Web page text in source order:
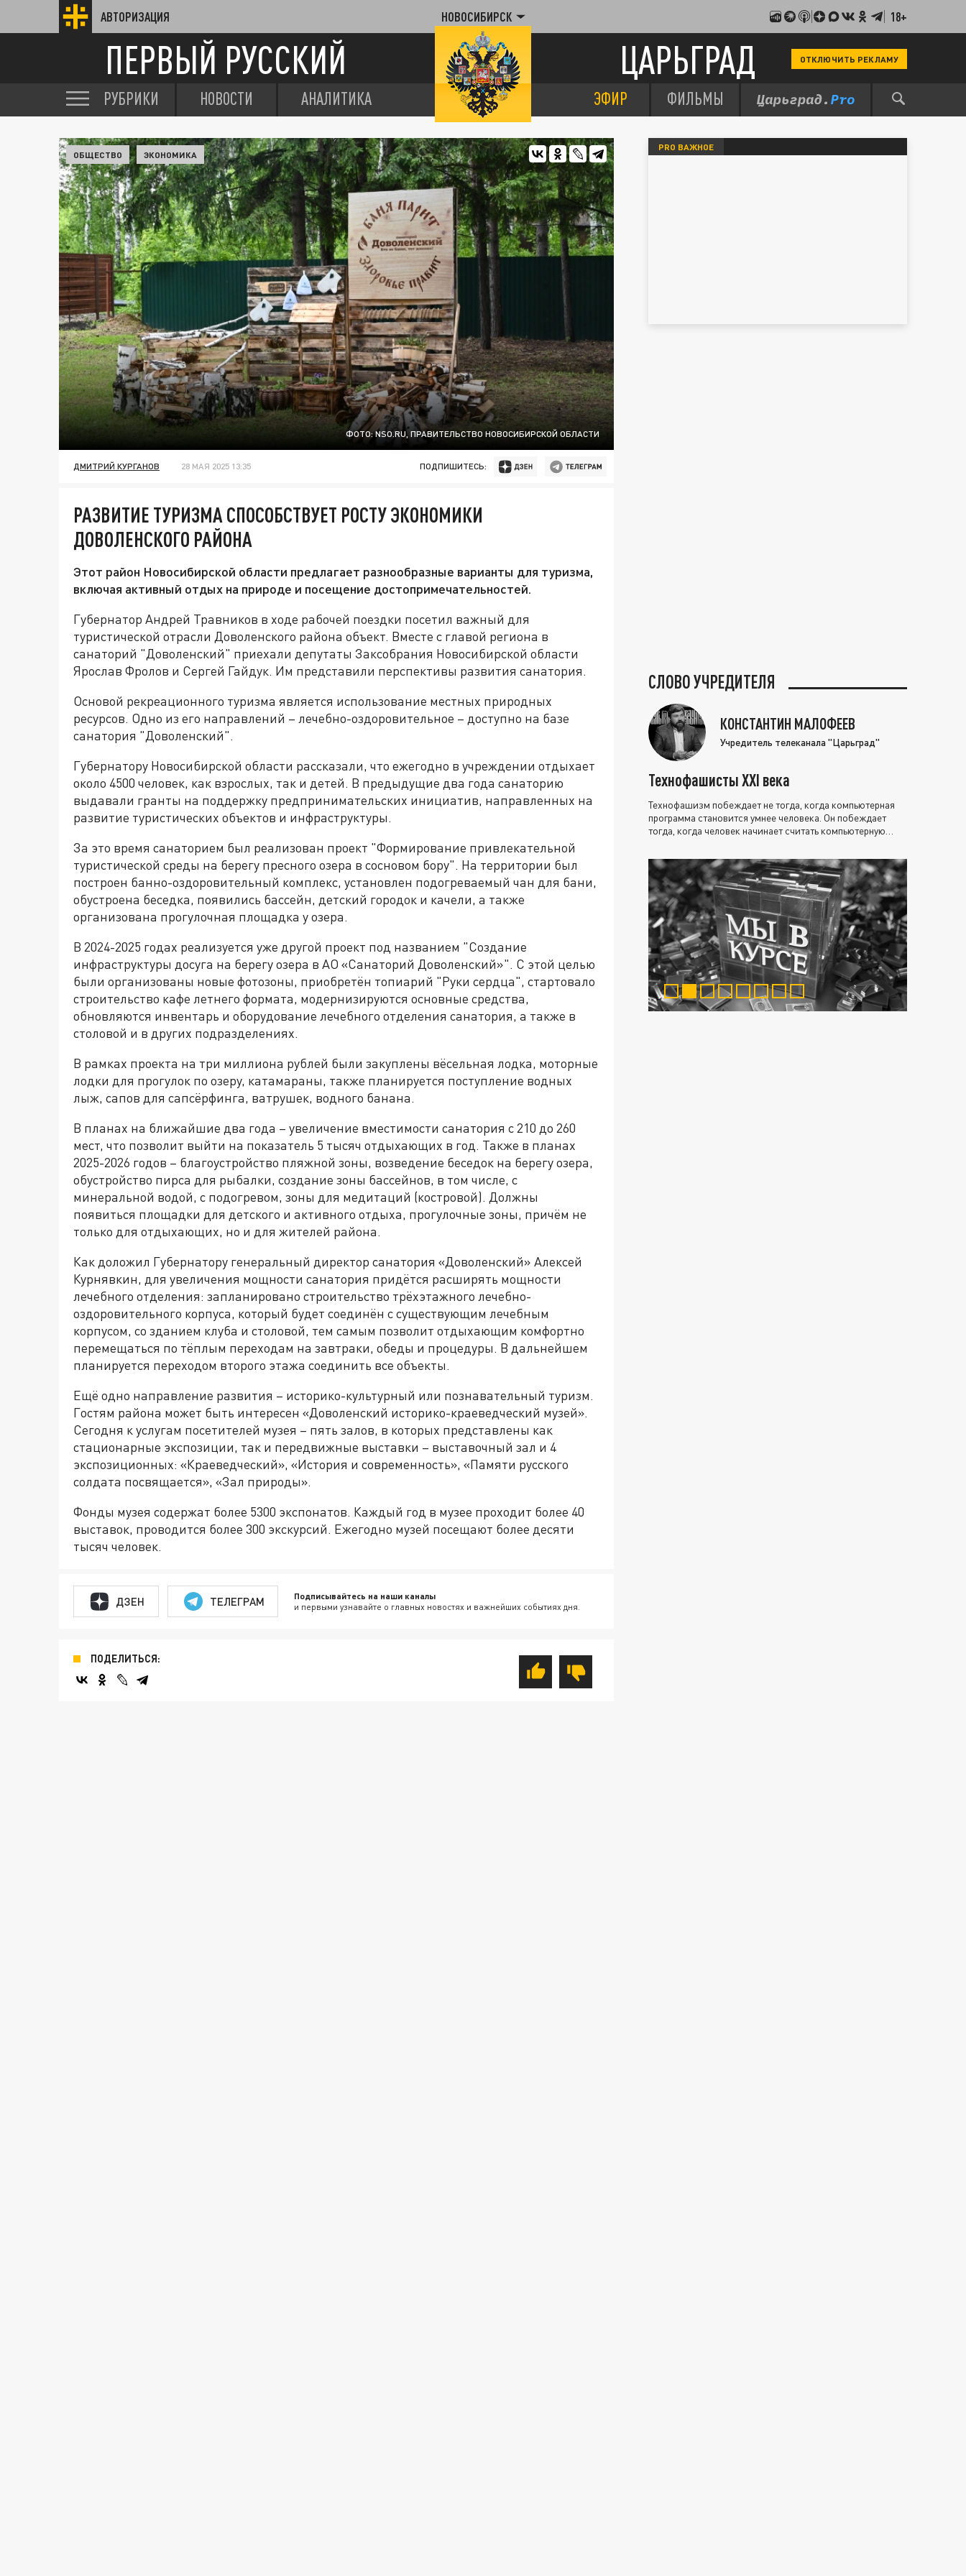
АВТОРИЗАЦИЯ НОВОСИБИРСК 18+
ПЕРВЫЙ РУССКИЙ ЦАРЬГРАД ОТКЛЮЧИТЬ РЕКЛАМУ
РУБРИКИ НОВОСТИ АНАЛИТИКА ЭФИР ФИЛЬМЫ
ФОТО: NSO.RU, ПРАВИТЕЛЬСТВО НОВОСИБИРСКОЙ ОБЛАСТИ
ОБЩЕСТВО ЭКОНОМИКА
ДМИТРИЙ КУРГАНОВ 28 МАЯ 2025 13:35 ПОДПИШИТЕСЬ:
РАЗВИТИЕ ТУРИЗМА СПОСОБСТВУЕТ РОСТУ ЭКОНОМИКИ
ДОВОЛЕНСКОГО РАЙОНА
Этот район Новосибирской области предлагает разнообразные варианты для туризма,
включая активный отдых на природе и посещение достопримечательностей.
Губернатор Андрей Травников в ходе рабочей поездки посетил важный для
туристической отрасли Доволенского района объект. Вместе с главой региона в
санаторий "Доволенский" приехали депутаты Заксобрания Новосибирской области
Ярослав Фролов и Сергей Гайдук. Им представили перспективы развития санатория.
Основой рекреационного туризма является использование местных природных
ресурсов. Одно из его направлений – лечебно-оздоровительное – доступно на базе
санатория "Доволенский".
Губернатору Новосибирской области рассказали, что ежегодно в учреждении отдыхает
около 4500 человек, как взрослых, так и детей. В предыдущие два года санаторию
выдавали гранты на поддержку предпринимательских инициатив, направленных на
развитие туристических объектов и инфраструктуры.
За это время санаторием был реализован проект "Формирование привлекательной
туристической среды на берегу пресного озера в сосновом бору". На территории был
построен банно-оздоровительный комплекс, установлен подогреваемый чан для бани,
обустроена беседка, появились бассейн, детский городок и качели, а также
организована прогулочная площадка у озера.
В 2024-2025 годах реализуется уже другой проект под названием "Создание
инфраструктуры досуга на берегу озера в АО «Санаторий Доволенский»". С этой целью
были организованы новые фотозоны, приобретён топиарий "Руки сердца", стартовало
строительство кафе летнего формата, модернизируются основные средства,
обновляются инвентарь и оборудование лечебного отделения санатория, а также в
столовой и в других подразделениях.
В рамках проекта на три миллиона рублей были закуплены вёсельная лодка, моторные
лодки для прогулок по озеру, катамараны, также планируется поступление водных
лыж, сапов для сапсёрфинга, ватрушек, водного банана.
В планах на ближайшие два года – увеличение вместимости санатория с 210 до 260
мест, что позволит выйти на показатель 5 тысяч отдыхающих в год. Также в планах
2025-2026 годов – благоустройство пляжной зоны, возведение беседок на берегу озера,
обустройство пирса для рыбалки, создание зоны бассейнов, в том числе, с
минеральной водой, с подогревом, зоны для медитаций (костровой). Должны
появиться площадки для детского и активного отдыха, прогулочные зоны, причём не
только для отдыхающих, но и для жителей района.
Как доложил Губернатору генеральный директор санатория «Доволенский» Алексей
Курнявкин, для увеличения мощности санатория придётся расширять мощности
лечебного отделения: запланировано строительство трёхэтажного лечебно-
оздоровительного корпуса, который будет соединён с существующим лечебным
корпусом, со зданием клуба и столовой, тем самым позволит отдыхающим комфортно
перемещаться по тёплым переходам на завтраки, обеды и процедуры. В дальнейшем
планируется переходом второго этажа соединить все объекты.
Ещё одно направление развития – историко-культурный или познавательный туризм.
Гостям района может быть интересен «Доволенский историко-краеведческий музей».
Сегодня к услугам посетителей музея – пять залов, в которых представлены как
стационарные экспозиции, так и передвижные выставки – выставочный зал и 4
экспозиционных: «Краеведческий», «История и современность», «Памяти русского
солдата посвящается», «Зал природы».
Фонды музея содержат более 5300 экспонатов. Каждый год в музее проходит более 40
выставок, проводится более 300 экскурсий. Ежегодно музей посещают более десяти
тысяч человек.
ДЗЕН ТЕЛЕГРАМ Подписывайтесь на наши каналы
и первыми узнавайте о главных новостях и важнейших событиях дня.
ПОДЕЛИТЬСЯ:
PRO ВАЖНОЕ
СЛОВО УЧРЕДИТЕЛЯ
КОНСТАНТИН МАЛОФЕЕВ
Учредитель телеканала "Царьград"
Технофашисты XXI века
Технофашизм побеждает не тогда, когда компьютерная
программа становится умнее человека. Он побеждает
тогда, когда человек начинает считать компьютерную